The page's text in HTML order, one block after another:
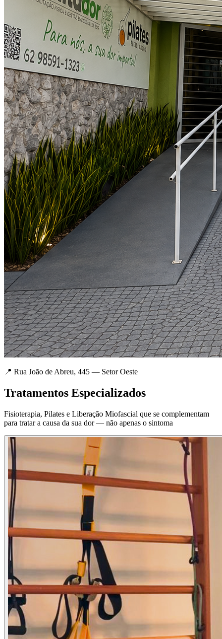
📍 Rua João de Abreu, 445 — Setor Oeste
Tratamentos Especializados
Fisioterapia, Pilates e Liberação Miofascial que se complementam
para tratar a causa da sua dor — não apenas o sintoma